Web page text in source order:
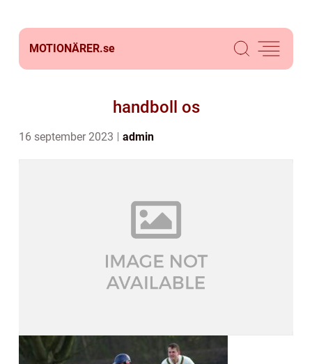
MOTIONÄRER.se
handboll os
16 september 2023 admin